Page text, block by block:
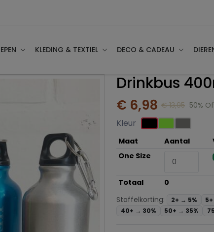
KLEDING & TEXTIEL DECO & CADEAU
Drinkbus
€ 6,98 € 13,95 50%
Kleur
Maat Aantal
One Size
Totaal
0
Staffelkorting:
2+ → 5%
40+ → 30% 50+ → 35%